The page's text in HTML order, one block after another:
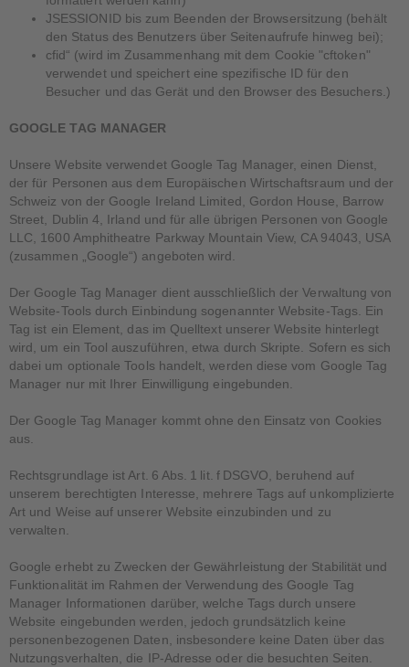
JSESSIONID bis zum Beenden der Browsersitzung (behält
den Status des Benutzers über Seitenaufrufe hinweg bei);
cfid“ (wird im Zusammenhang mit dem Cookie "cftoken"
verwendet und speichert eine spezifische ID für den
Besucher und das Gerät und den Browser des Besuchers.)
GOOGLE TAG MANAGER
Unsere Website verwendet Google Tag Manager, einen Dienst,
der für Personen aus dem Europäischen Wirtschaftsraum und der
Schweiz von der Google Ireland Limited, Gordon House, Barrow
Street, Dublin 4, Irland und für alle übrigen Personen von Google
LLC, 1600 Amphitheatre Parkway Mountain View, CA 94043, USA
(zusammen „Google“) angeboten wird.
Der Google Tag Manager dient ausschließlich der Verwaltung von
Website-Tools durch Einbindung sogenannter Website-Tags. Ein
Tag ist ein Element, das im Quelltext unserer Website hinterlegt
wird, um ein Tool auszuführen, etwa durch Skripte. Sofern es sich
dabei um optionale Tools handelt, werden diese vom Google Tag
Manager nur mit Ihrer Einwilligung eingebunden.
Der Google Tag Manager kommt ohne den Einsatz von Cookies
aus.
Rechtsgrundlage ist Art. 6 Abs. 1 lit. f DSGVO, beruhend auf
unserem berechtigten Interesse, mehrere Tags auf unkomplizierte
Art und Weise auf unserer Website einzubinden und zu
verwalten.
Google erhebt zu Zwecken der Gewährleistung der Stabilität und
Funktionalität im Rahmen der Verwendung des Google Tag
Manager Informationen darüber, welche Tags durch unsere
Website eingebunden werden, jedoch grundsätzlich keine
personenbezogenen Daten, insbesondere keine Daten über das
Nutzungsverhalten, die IP-Adresse oder die besuchten Seiten.